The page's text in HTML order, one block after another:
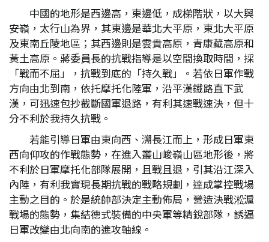
中國的地形是西邊高，東邊低，成梯階狀，以大興
安嶺，太行山為界，其東邊是華北大平原，東北大平原
及東南丘陵地區；其西邊則是雲貴高原，青康藏高原和
黃土高原。蔣委員長的抗戰指導是以空間換取時間，採
「戰而不屈」，抗戰到底的「持久戰」。若依日軍作戰
方向由北到南，依托摩托化陸軍，沿平漢鐵路直下武
漢，可迅速包抄截斷國軍退路，有利其速戰速決，但十
分不利於我持久抗戰。
若能引導日軍由東向西、溯長江而上，形成日軍東
西向仰攻的作戰態勢，在進入叢山峻嶺山區地形後，將
不利於日軍摩托化部隊展開，且戰且退，引其沿江深入
內陸，有利我實現長期抗戰的戰略規劃，達成掌控戰場
主動之目的。於是統帥部決定主動佈局，營造決戰淞滬
戰場的態勢，集結德式裝備的中央軍等精銳部隊，誘逼
日軍改變由北向南的進攻軸線。